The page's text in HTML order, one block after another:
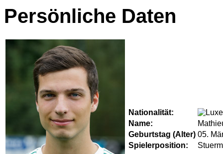
Persönliche Daten
Nationalität:
Name:
Geburtstag (Alter) 05.
Spielerposition:
Stuerm